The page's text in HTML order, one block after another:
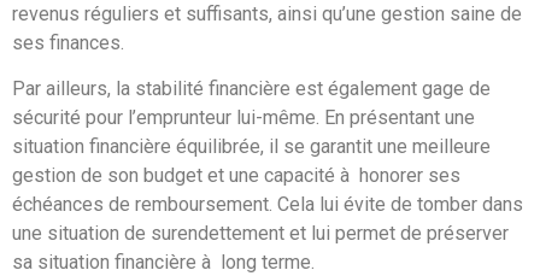
revenus réguliers et suffisants, ainsi qu’une gestion saine de
ses finances.
Par ailleurs, la stabilité financière est également gage de
sécurité pour l’emprunteur lui-même. En présentant une
situation financière équilibrée, il se garantit une meilleure
gestion de son budget et une capacité à honorer ses
échéances de remboursement. Cela lui évite de tomber dans
une situation de surendettement et lui permet de préserver
sa situation financière à long terme.